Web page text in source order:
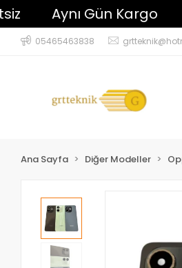
Aynı Gün Kargo
05465463838
Ana Sayfa Diğer Modeller